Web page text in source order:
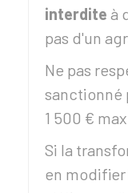
interdite à
pas d'un
Ne pas
sanctionné
1 500 €
Si la
en modifier